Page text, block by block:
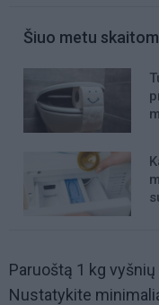
Šiuo metu
Paruoštą 1 kg
Nustatykite